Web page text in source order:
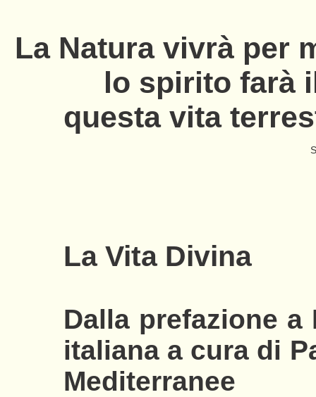
La Natura vivrà per
lo spirito farà
questa vita
La Vita Divina
Dalla prefazione
italiana a cura di
Mediterranee